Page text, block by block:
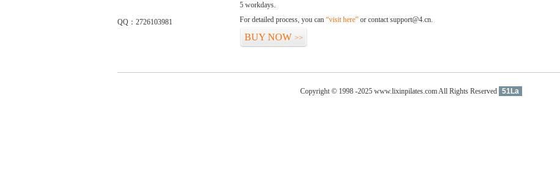
QQ：2726103981
5 workdays.
For detailed process, you can “visit here” or contact support@4.cn.
BUY NOW >>
Copyright © 1998 -2025 www.lixinpilates.com All Rights Reserved 51La